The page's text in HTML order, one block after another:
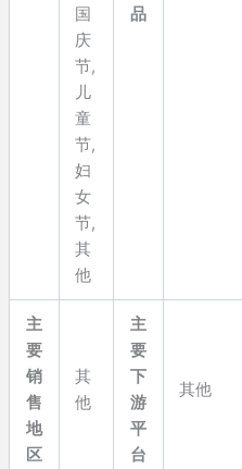
国
庆
节,
儿
童
节,
妇
女
节,
其
他
品
主
要
销
售
地
区
其
他
主
要
下
游
平
台
其他